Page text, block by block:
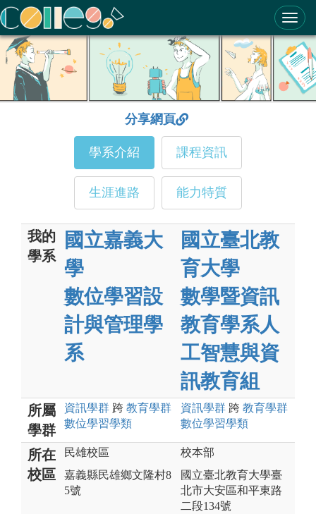
ColleGo! 大學選才與高中育才輔助系統
分享網頁
學系介紹 課程資訊
生涯進路 能力特質
我的
學系
國立嘉義大
學
數位學習設
計與管理學
系
國立臺北教
育大學
數學暨資訊
教育學系人
工智慧與資
訊教育組
所屬
學群
資訊學群 跨 教育學群
數位學習學類
資訊學群 跨 教育學群
數位學習學類
所在
校區
民雄校區
嘉義縣民雄鄉文隆村8
5號
校本部
國立臺北教育大學臺
北市大安區和平東路
二段134號